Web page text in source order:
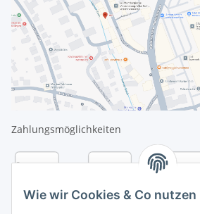
Wie wir Cookies & Co nutzen
Zahlungsmöglichkeiten